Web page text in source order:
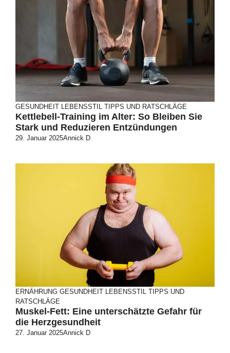
GESUNDHEIT LEBENSSTIL TIPPS UND RATSCHLÄGE
Kettlebell-Training im Alter: So Bleiben Sie
Stark und Reduzieren Entzündungen
29. Januar 2025Annick D
ERNÄHRUNG GESUNDHEIT LEBENSSTIL
TIPPS UND
RATSCHLÄGE
Muskel-Fett: Eine unterschätzte Gefahr für
die Herzgesundheit
27. Januar 2025Annick D